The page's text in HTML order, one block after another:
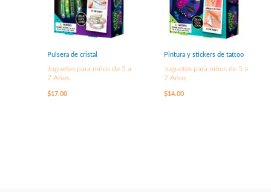
Pulsera de cristal
Juguetes para niños de 5 a
7 Años
$17.00
Pintura y stickers de tattoo
Juguetes para niños de 5 a
7 Años
$14.00